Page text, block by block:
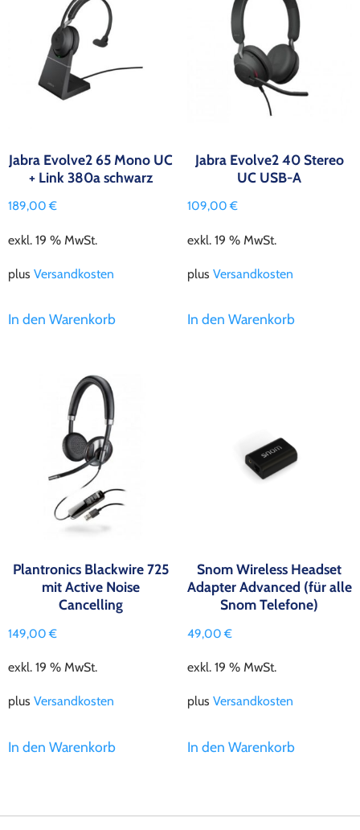
Jabra Evolve2 65 Mono UC
+ Link 380a schwarz
189,00€
exkl. 19 % MwSt.
plus Versandkosten
In den Warenkorb
Jabra Evolve2 40 Stereo
UC USB-A
109,00€
exkl. 19 % MwSt.
plus Versandkosten
In den Warenkorb
Plantronics Blackwire 725
mit Active Noise
Cancelling
149,00€
exkl. 19 % MwSt.
plus Versandkosten
In den Warenkorb
Snom Wireless Headset
Adapter Advanced (für alle
Snom Telefone)
49,00€
exkl. 19 % MwSt.
plus Versandkosten
In den Warenkorb